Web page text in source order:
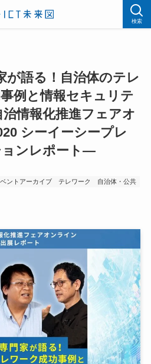
検索
が語る！自治体のテレ
例と情報セキュリテ
情報化推進フェアオ
シーイーシープレ
ョンレポート―
ントアーカイブ テレワーク
自治体・公共